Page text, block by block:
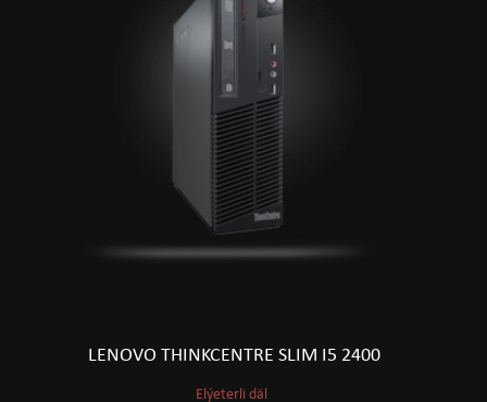
LENOVO THINKCENTRE SLIM I5 2400
Elýeterli däl